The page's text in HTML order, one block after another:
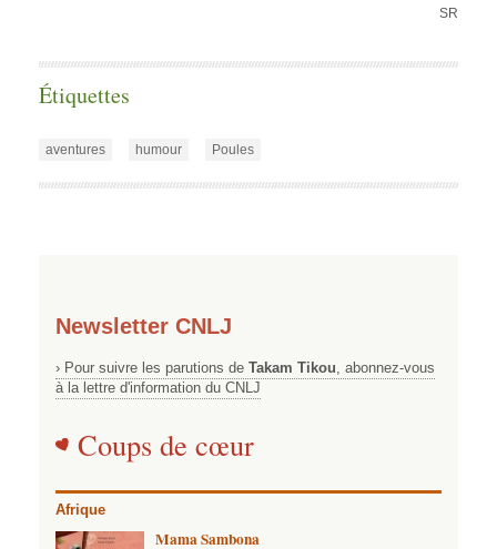
SR
Étiquettes
aventures humour Poules
Newsletter CNLJ
› Pour suivre les parutions de Takam Tikou , abonnez-vous
à la lettre d'information du CNLJ
Coups de cœur
Afrique
Mama Sambona